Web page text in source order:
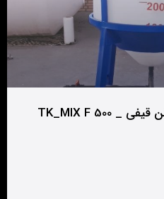
میکسر ۵۰۰ لیتری پلی اتیلن قیفی _ TK_MIX F 500